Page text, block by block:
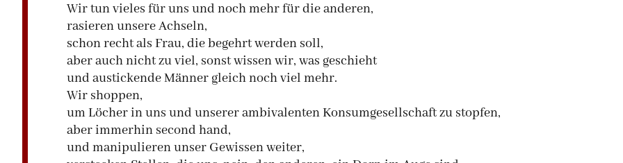
Wir tun vieles für uns und noch mehr für die anderen,
rasieren unsere Achseln,
schon recht als Frau, die begehrt werden soll,
aber auch nicht zu viel, sonst wissen wir, was geschieht
und austickende Männer gleich noch viel mehr.
Wir shoppen,
um Löcher in uns und unserer ambivalenten Konsumgesellschaft zu stopfen,
aber immerhin second hand,
und manipulieren unser Gewissen weiter,